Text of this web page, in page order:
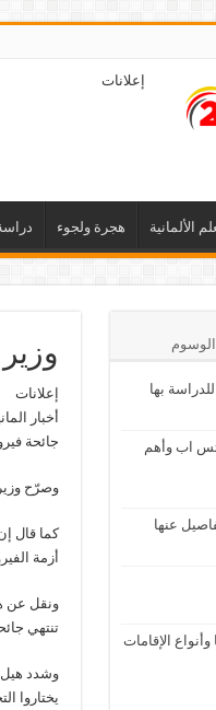
إعلانات
الألمانية هجرة ولجوء
إعلانات
أخبار
جائحة
وصرّح
أزمة الفيروس
ونقل عن
تنتهي
وشدد هيل
يختاروا
الوسوم
بها
اب وأهم
الإقامات